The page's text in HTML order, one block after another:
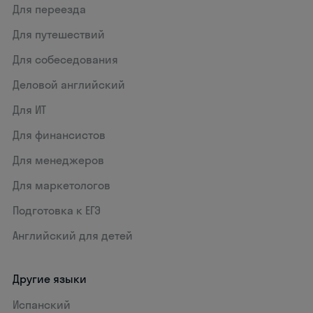
Для переезда
Для путешествий
Для собеседования
Деловой английский
Для ИТ
Для финансистов
Для менеджеров
Для маркетологов
Подготовка к ЕГЭ
Английский для детей
Другие языки
Испанский